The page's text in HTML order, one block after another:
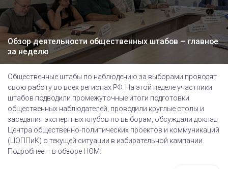
Обзор деятельности общественных штабов – главное
за неделю
Общественные штабы по наблюдению за выборами проводят
свою работу во всех регионах РФ. На этой неделе участники
штабов подводили промежуточные итоги подготовки
общественных наблюдателей, проводили круглые столы и
заседания экспертных клубов по выборам, обсуждали доклад
Центра общественно-политических проектов и коммуникаций
(ЦОППиК) о текущей ситуации в избирательной кампании.
Подробнее – в обзоре НОМ.